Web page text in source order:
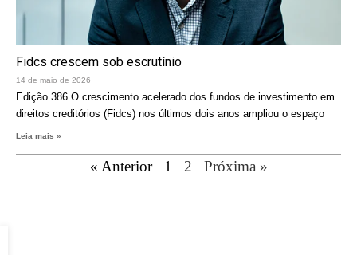
Fidcs crescem sob escrutínio
14 de maio de 2026
Edição 386 O crescimento acelerado dos fundos de investimento em
direitos creditórios (Fidcs) nos últimos dois anos ampliou o espaço
Leia mais »
« Anterior 1 2 Próxima »